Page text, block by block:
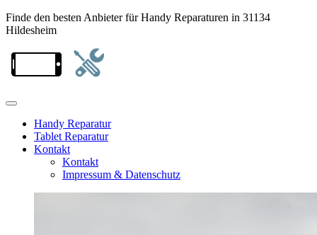
Finde den besten Anbieter für Handy Reparaturen in 31134
Hildesheim
Handy Reparatur
Tablet Reparatur
Kontakt
Kontakt
Impressum & Datenschutz